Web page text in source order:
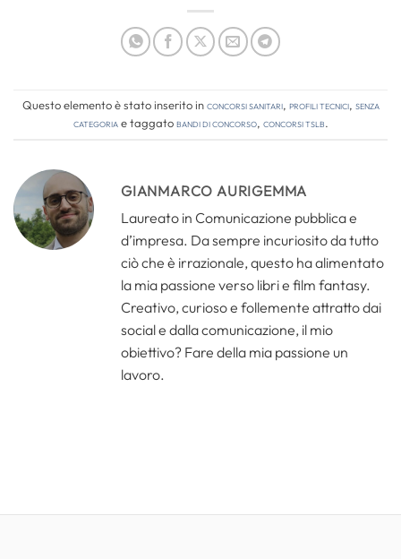
Questo elemento è stato inserito inConcorsi Sanitari, Profili tecnici, Senza
categoriae taggatobandi di concorso, concorsi tslb.
GIANMARCO AURIGEMMA
Laureato in Comunicazione pubblica e
d’impresa. Da sempre incuriosito da tutto
ciò che è irrazionale, questo ha alimentato
la mia passione verso libri e film fantasy.
Creativo, curioso e follemente attratto dai
social e dalla comunicazione, il mio
obiettivo? Fare della mia passione un
lavoro.